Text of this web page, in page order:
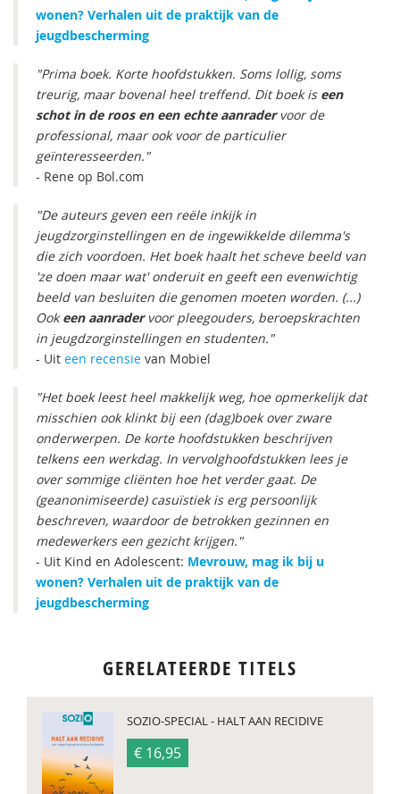
wonen? Verhalen uit de praktijk van de
jeugdbescherming
"Prima boek. Korte hoofdstukken. Soms lollig, soms
treurig, maar bovenal heel treffend. Dit boek is een
schot in de roos en een echte aanradervoor de
professional, maar ook voor de particulier
geïnteresseerden."
- Rene op Bol.com
"De auteurs geven een reële inkijk in
jeugdzorginstellingen en de ingewikkelde dilemma's
die zich voordoen. Het boek haalt het scheve beeld van
'ze doen maar wat' onderuit en geeft een evenwichtig
beeld van besluiten die genomen moeten worden. (...)
Ookeen aanradervoor pleegouders, beroepskrachten
in jeugdzorginstellingen en studenten."
- Uit een recensie van Mobiel
"Het boek leest heel makkelijk weg, hoe opmerkelijk dat
misschien ook klinkt bij een (dag)boek over zware
onderwerpen. De korte hoofdstukken beschrijven
telkens een werkdag. In vervolghoofdstukken lees je
over sommige cliënten hoe het verder gaat. De
(geanonimiseerde) casuïstiek is erg persoonlijk
beschreven, waardoor de betrokken gezinnen en
medewerkers een gezicht krijgen."
- Uit Kind en Adolescent: Mevrouw, mag ik bij u
wonen? Verhalen uit de praktijk van de
jeugdbescherming
GERELATEERDE TITELS
SOZIO-SPECIAL - HALT AAN RECIDIVE
€ 16,95